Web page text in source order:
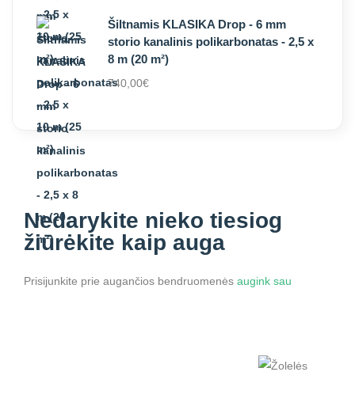
Šiltnamis KLASIKA Drop - 6 mm
storio kanalinis polikarbonatas - 2,5 x
8 m (20 m²)
740,00€
Nedarykite nieko tiesiog
žiūrėkite kaip auga
Prisijunkite prie augančios bendruomenės augink sau